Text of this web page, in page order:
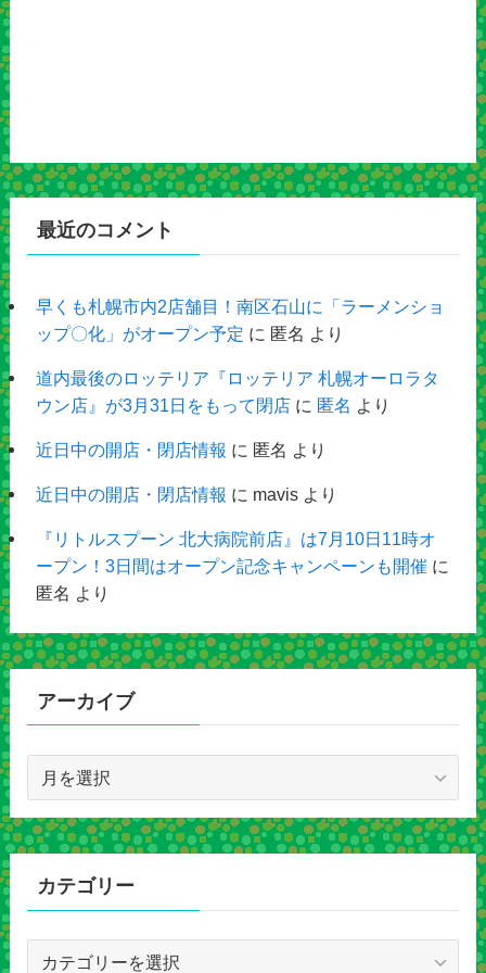
最近のコメント
早くも札幌市内2店舗目！南区石山に「ラーメンショ
ップ〇化」がオープン予定 に 匿名 より
道内最後のロッテリア『ロッテリア 札幌オーロラタ
ウン店』が3月31日をもって閉店に 匿名 より
近日中の開店・閉店情報 に 匿名 より
近日中の開店・閉店情報 に mavisより
『リトルスプーン 北大病院前店』は7月10日11時オ
ープン！3日間はオープン記念キャンペーンも開催 に
匿名 より
アーカイブ
カ
イ
カテゴリー